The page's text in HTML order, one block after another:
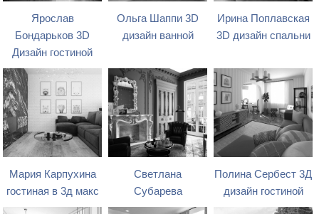
Ярослав
Бондарьков 3D
Дизайн гостиной
Ольга Шаппи 3D
дизайн ванной
Ирина Поплавская
3D дизайн спальни
Мария Карпухина
гостиная в 3д макс
Светлана
Субарева
Полина Сербест 3Д
дизайн гостиной